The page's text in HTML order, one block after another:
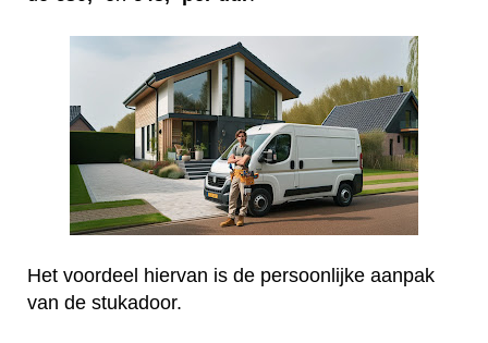
Het voordeel hiervan is de persoonlijke aanpak
van de stukadoor.